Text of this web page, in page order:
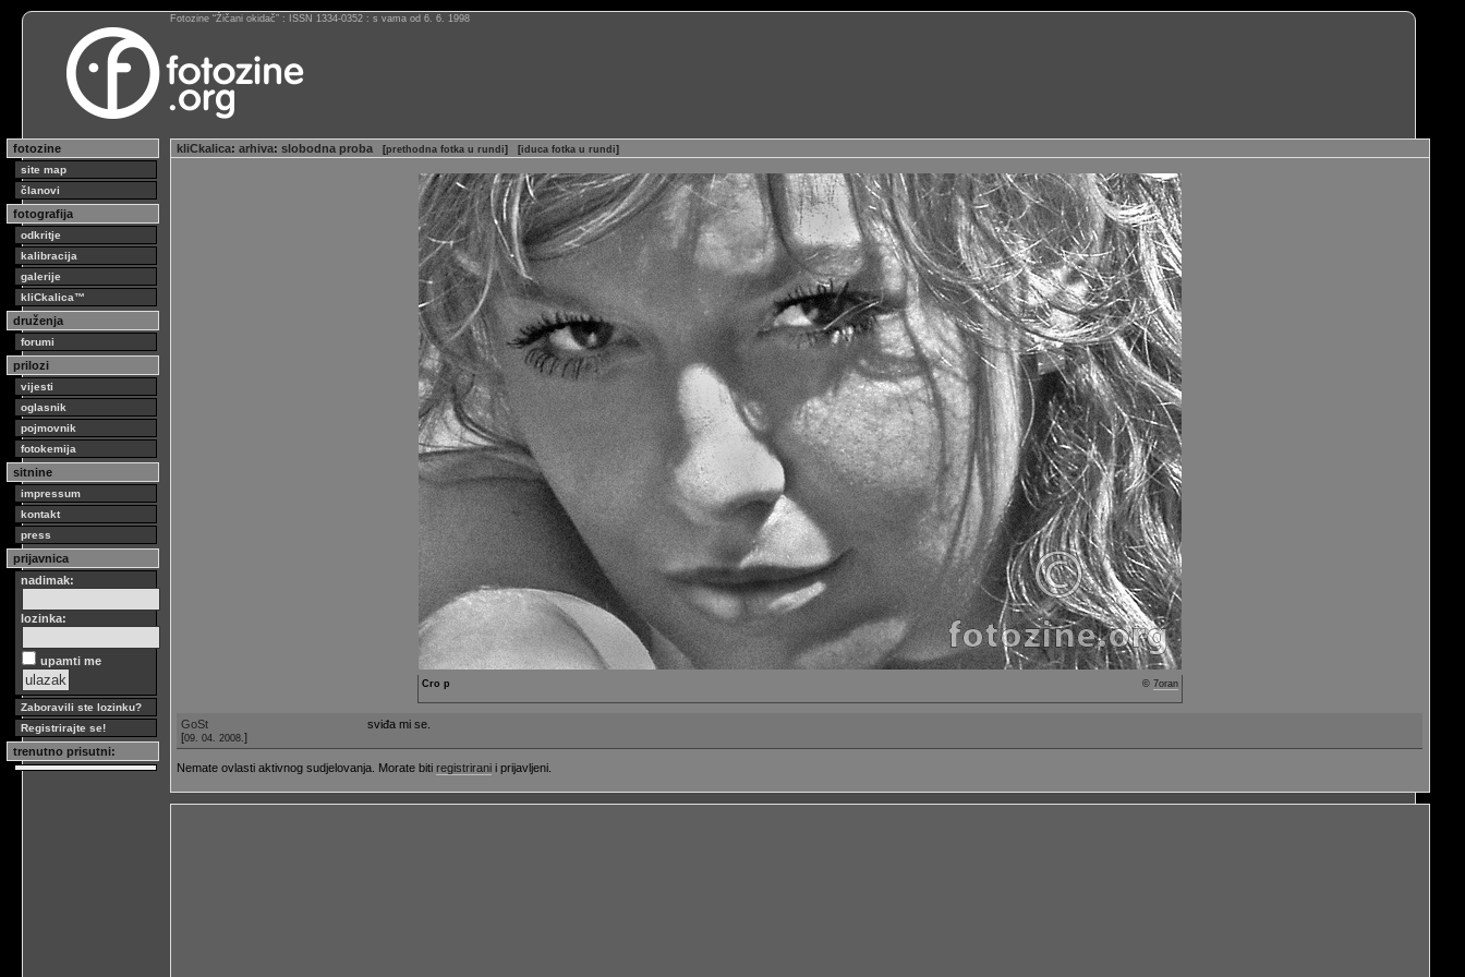
Fotozine “Žičani okidač” : ISSN 1334-0352 : s vama od 6. 6. 1998
fotozine
site map
članovi
fotografija
odkritje
kalibracija
galerije
kliCkalica™
druženja
forumi
prilozi
vijesti
oglasnik
pojmovnik
fotokemija
sitnine
impressum
kontakt
press
prijavnica
nadimak:
lozinka:
upamti me
Zaboravili ste lozinku?
Registrirajte se!
trenutno prisutni:
kliCkalica: arhiva: slobodna proba [prethodna fotka u rundi] [iduca fotka u rundi]
© 7oran
Cro p
GoSt
[09. 04. 2008. ]
sviđa mi se.
Nemate ovlasti aktivnog sudjelovanja. Morate biti registrirani i prijavljeni.